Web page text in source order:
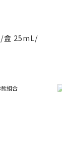
/盒 25mL/